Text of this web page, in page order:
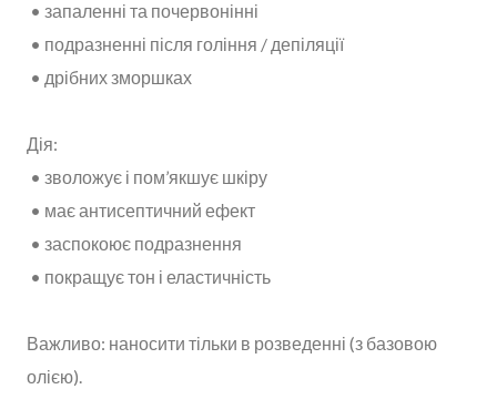
• запаленні та почервонінні
• подразненні після гоління / депіляції
• дрібних зморшках
Дія:
• зволожує і пом’якшує шкіру
• має антисептичний ефект
• заспокоює подразнення
• покращує тон і еластичність
Важливо: наносити тільки в розведенні (з базовою
олією).